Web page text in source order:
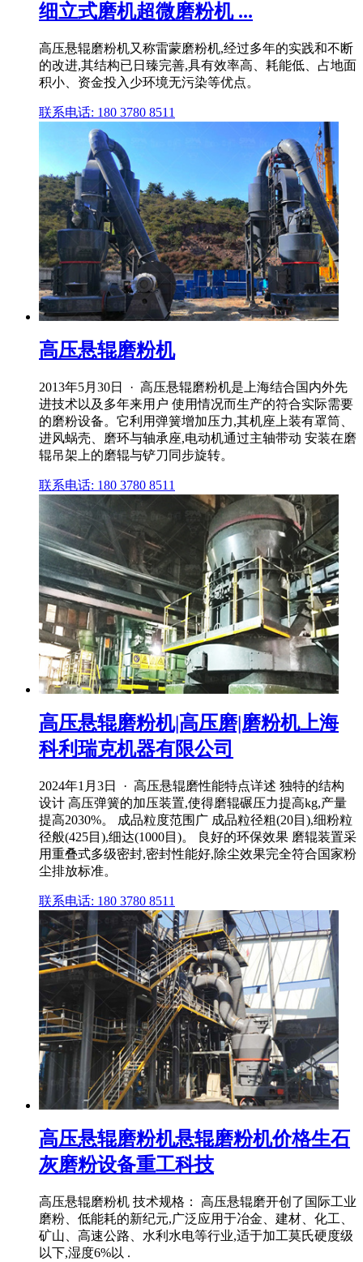
细立式磨机超微磨粉机 ...
高压悬辊磨粉机又称雷蒙磨粉机,经过多年的实践和不断
的改进,其结构已日臻完善,具有效率高、耗能低、占地面
积小、资金投入少环境无污染等优点。
联系电话: 180 3780 8511
高压悬辊磨粉机
2013年5月30日 · 高压悬辊磨粉机是上海结合国内外先
进技术以及多年来用户 使用情况而生产的符合实际需要
的磨粉设备。它利用弹簧增加压力,其机座上装有罩筒、
进风蜗壳、磨环与轴承座,电动机通过主轴带动 安装在磨
辊吊架上的磨辊与铲刀同步旋转。
联系电话: 180 3780 8511
高压悬辊磨粉机|高压磨|磨粉机上海
科利瑞克机器有限公司
2024年1月3日 · 高压悬辊磨性能特点详述 独特的结构
设计 高压弹簧的加压装置,使得磨辊碾压力提高kg,产量
提高2030%。 成品粒度范围广 成品粒径粗(20目),细粉粒
径般(425目),细达(1000目)。 良好的环保效果 磨辊装置采
用重叠式多级密封,密封性能好,除尘效果完全符合国家粉
尘排放标准。
联系电话: 180 3780 8511
高压悬辊磨粉机悬辊磨粉机价格生石
灰磨粉设备重工科技
高压悬辊磨粉机 技术规格： 高压悬辊磨开创了国际工业
磨粉、低能耗的新纪元,广泛应用于冶金、建材、化工、
矿山、高速公路、水利水电等行业,适于加工莫氏硬度级
以下,湿度6%以 .